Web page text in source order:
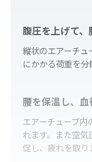
腹圧を上げて、
縦状のエアーチ
にかかる荷重を分
腰を保温し、
エアーチューブ
れます。また空
促し、疲れを取り